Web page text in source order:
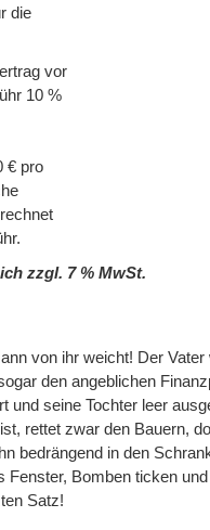
die
vor
10 %
€ pro
zzgl. 7 % MwSt.
von ihr weicht! Der Vater
den angeblichen
und seine Tochter leer
rettet zwar den Bauern,
bedrängend in den
Fenster, Bomben ticken
Satz!